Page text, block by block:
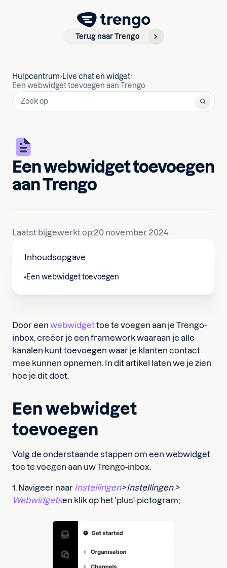
Terug naar Trengo
Hulpcentrum Live chat en widget
Een webwidget toevoegen aan Trengo
Een webwidget toevoegen
aan Trengo
Inhoudsopgave
Een webwidget toevoegen
Laatst bijgewerkt op:20 november 2024
Door een webwidgettoe te voegen aan je Trengo-
inbox, creëer je een framework waaraan je alle
kanalen kunt toevoegen waar je klanten contact
mee kunnen opnemen. In dit artikel laten we je zien
hoe je dit doet.
Een webwidget
toevoegen
Volg de onderstaande stappen om een webwidget
toe te voegen aan uw Trengo-inbox.
1. Navigeer naar Instellingen> Instellingen >
Webwidgetsen klik op het 'plus'-pictogram;